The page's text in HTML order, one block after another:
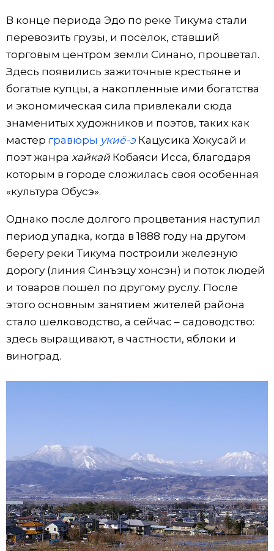
В конце периода Эдо по реке Тикума стали
перевозить грузы, и посёлок, ставший
торговым центром земли Синано, процветал.
Здесь появились зажиточные крестьяне и
богатые купцы, а накопленные ими богатства
и экономическая сила привлекали сюда
знаменитых художников и поэтов, таких как
мастер гравюры укиё-эКацусика Хокусай и
поэт жанра хайкайКобаяси Исса, благодаря
которым в городе сложилась своя особенная
«культура Обусэ».
Однако после долгого процветания наступил
период упадка, когда в 1888 году на другом
берегу реки Тикума построили железную
дорогу (линия Синъэцу хонсэн) и поток людей
и товаров пошёл по другому руслу. После
этого основным занятием жителей района
стало шелководство, а сейчас – садоводство:
здесь выращивают, в частности, яблоки и
виноград.